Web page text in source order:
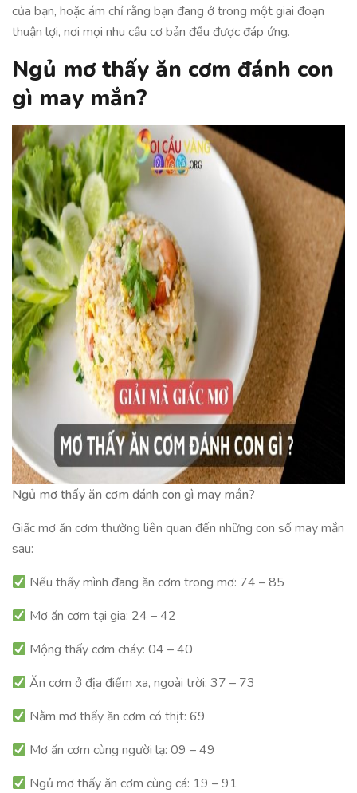
của bạn, hoặc ám chỉ rằng bạn đang ở trong một giai đoạn
thuận lợi, nơi mọi nhu cầu cơ bản đều được đáp ứng.
Ngủ mơ thấy ăn cơm đánh con
gì may mắn?
Ngủ mơ thấy ăn cơm đánh con gì may mắn?
Giấc mơ ăn cơm thường liên quan đến những con số may mắn
sau:
Nếu thấy mình đang ăn cơm trong mơ: 74 – 85
Mơ ăn cơm tại gia: 24 – 42
Mộng thấy cơm cháy: 04 – 40
Ăn cơm ở địa điểm xa, ngoài trời: 37 – 73
Nằm mơ thấy ăn cơm có thịt: 69
Mơ ăn cơm cùng người lạ: 09 – 49
Ngủ mơ thấy ăn cơm cùng cá: 19 – 91